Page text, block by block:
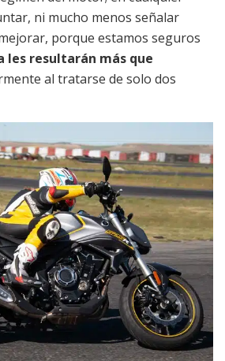
ni mucho menos señalar
porque estamos seguros
les resultarán más que
al tratarse de solo dos